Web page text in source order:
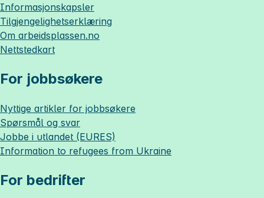
Informasjonskapsler
Tilgjengelighetserklæring
Om arbeidsplassen.no
Nettstedkart
For jobbsøkere
Nyttige artikler for jobbsøkere
Spørsmål og svar
Jobbe i utlandet (EURES)
Information to refugees from Ukraine
For bedrifter